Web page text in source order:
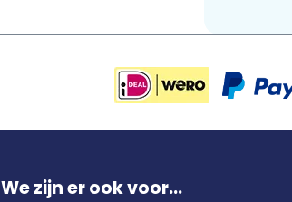
We zijn er ook voor...